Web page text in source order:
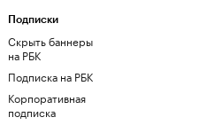
Подписки
Скрыть баннеры
на РБК
Подписка на РБК
Корпоративная
подписка